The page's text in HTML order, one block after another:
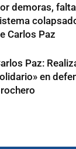
demoras,
Carlos Paz
Paz:
en